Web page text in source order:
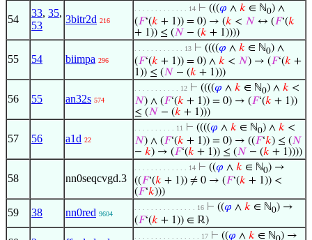
54
33, 35,
53
3bitr2d 216
. . . . . . . . . . . . . 14 ⊢ (((𝜑 ∧ 𝑘 ∈ ℕ0) ∧
(𝐹‘(𝑘 + 1)) = 0) → (𝑘 < 𝑁 ↔ (𝐹‘(𝑘
+ 1)) ≤ (𝑁 − (𝑘 + 1))))
55 54 biimpa 296
. . . . . . . . . . . . 13 ⊢ ((((𝜑 ∧ 𝑘 ∈ ℕ0) ∧
(𝐹‘(𝑘 + 1)) = 0) ∧ 𝑘 < 𝑁) → (𝐹‘(𝑘 +
1)) ≤ (𝑁 − (𝑘 + 1)))
56 55 an32s 574
. . . . . . . . . . . 12 ⊢ ((((𝜑 ∧ 𝑘 ∈ ℕ0) ∧ 𝑘 <
𝑁) ∧ (𝐹‘(𝑘 + 1)) = 0) → (𝐹‘(𝑘 + 1))
≤ (𝑁 − (𝑘 + 1)))
57 56 a1d 22
. . . . . . . . . . 11 ⊢ ((((𝜑 ∧ 𝑘 ∈ ℕ0) ∧ 𝑘 <
𝑁) ∧ (𝐹‘(𝑘 + 1)) = 0) → ((𝐹‘𝑘) ≤ (𝑁
− 𝑘) → (𝐹‘(𝑘 + 1)) ≤ (𝑁 − (𝑘 + 1))))
58 nn0seqcvgd.3
. . . . . . . . . . . . . 14 ⊢ ((𝜑 ∧ 𝑘 ∈ ℕ0) →
((𝐹‘(𝑘 + 1)) ≠ 0 → (𝐹‘(𝑘 + 1)) <
(𝐹‘𝑘)))
59 38 nn0red 9604
. . . . . . . . . . . . . . . 16 ⊢ ((𝜑 ∧ 𝑘 ∈ ℕ0) →
(𝐹‘(𝑘 + 1)) ∈ ℝ)
. . . . . . . . . . . . . . . . 17 ⊢ ((𝜑 ∧ 𝑘 ∈ ℕ ) →